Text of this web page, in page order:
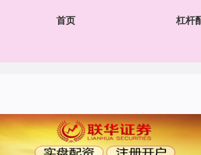
首页 杠杆